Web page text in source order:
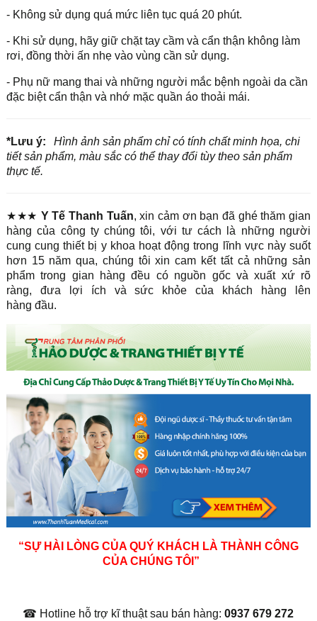
- Không sử dụng quá mức liên tục quá 20 phút.
- Khi sử dụng, hãy giữ chặt tay cầm và cẩn thận không làm
rơi, đồng thời ấn nhẹ vào vùng cần sử dụng.
- Phụ nữ mang thai và những người mắc bệnh ngoài da cần
đặc biệt cẩn thận và nhớ mặc quần áo thoải mái.
*Lưu ý:
Hình ảnh sản phẩm chỉ có tính chất minh họa, chi
tiết sản phẩm, màu sắc có thể thay đổi tùy theo sản phẩm
thực tế.
★★★ Y Tế Thanh Tuấn, xin cảm ơn bạn đã ghé thăm gian
hàng của công ty chúng tôi, với tư cách là những người
cung cung thiết bị y khoa hoạt động trong lĩnh vực này suốt
hơn 15 năm qua, chúng tôi xin cam kết tất cả những sản
phẩm trong gian hàng đều có nguồn gốc và xuất xứ rõ
ràng, đưa lợi ích và sức khỏe của khách hàng lên
hàng đầu.
“SỰ HÀI LÒNG CỦA QUÝ KHÁCH LÀ THÀNH CÔNG
CỦA CHÚNG TÔI”
☎ Hotline hỗ trợ kĩ thuật sau bán hàng:0937 679 272